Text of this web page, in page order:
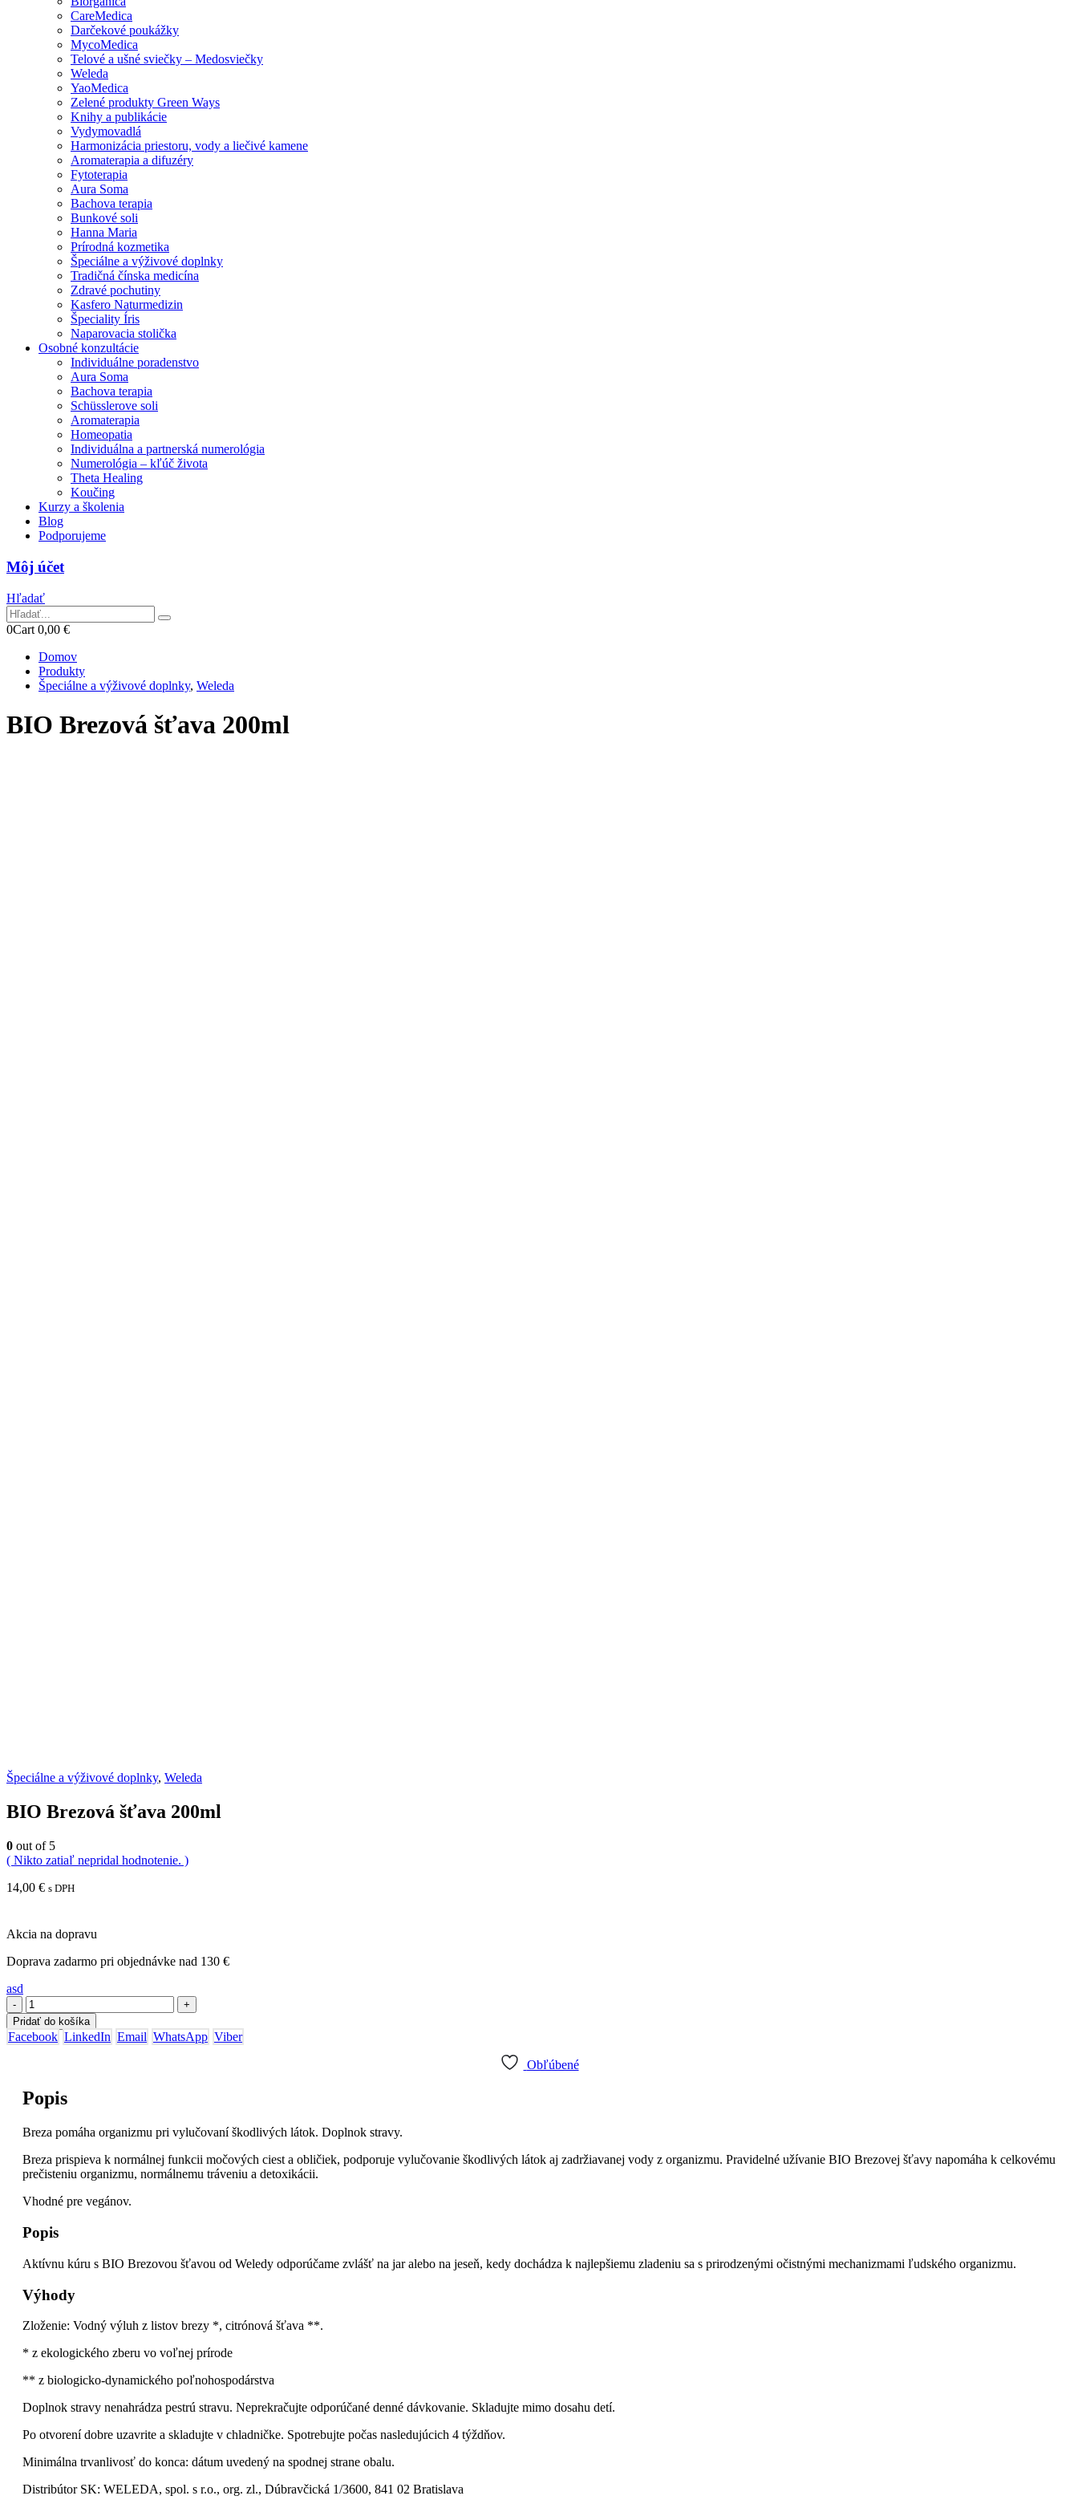
CareMedica
Darčekové poukážky
MycoMedica
Telové a ušné sviečky – Medosviečky
Weleda
YaoMedica
Zelené produkty Green Ways
Knihy a publikácie
Vydymovadlá
Harmonizácia priestoru, vody a liečivé kamene
Aromaterapia a difuzéry
Fytoterapia
Aura Soma
Bachova terapia
Bunkové soli
Hanna Maria
Prírodná kozmetika
Špeciálne a výživové doplnky
Tradičná čínska medicína
Zdravé pochutiny
Kasfero Naturmedizin
Špeciality Íris
Naparovacia stolička
Osobné konzultácie
Individuálne poradenstvo
Aura Soma
Bachova terapia
Schüsslerove soli
Aromaterapia
Homeopatia
Individuálna a partnerská numerológia
Numerológia – kľúč života
Theta Healing
Koučing
Kurzy a školenia
Blog
Podporujeme
Môj účet
Hľadať
0Cart 0,00 €
Domov
Produkty
Špeciálne a výživové doplnky, Weleda
BIO Brezová šťava 200ml
Špeciálne a výživové doplnky, Weleda
BIO Brezová šťava 200ml
0 out of 5
( Nikto zatiaľ nepridal hodnotenie. )
14,00 € s DPH
Akcia na dopravu
Doprava zadarmo pri objednávke nad 130 €
asd
-
+
Pridať do košíka
Facebook LinkedIn Email WhatsApp Viber
Obľúbené
Popis
Breza pomáha organizmu pri vylučovaní škodlivých látok. Doplnok stravy.
Breza prispieva k normálnej funkcii močových ciest a obličiek, podporuje vylučovanie škodlivých látok aj zadržiavanej vody z organizmu. Pravidelné užívanie BIO Brezovej šťavy napomáha k celkovému
prečisteniu organizmu, normálnemu tráveniu a detoxikácii.
Vhodné pre vegánov.
Popis
Aktívnu kúru s BIO Brezovou šťavou od Weledy odporúčame zvlášť na jar alebo na jeseň, kedy dochádza k najlepšiemu zladeniu sa s prirodzenými očistnými mechanizmami ľudského organizmu.
Výhody
Zloženie: Vodný výluh z listov brezy *, citrónová šťava **.
* z ekologického zberu vo voľnej prírode
** z biologicko-dynamického poľnohospodárstva
Doplnok stravy nenahrádza pestrú stravu. Neprekračujte odporúčané denné dávkovanie. Skladujte mimo dosahu detí.
Po otvorení dobre uzavrite a skladujte v chladničke. Spotrebujte počas nasledujúcich 4 týždňov.
Minimálna trvanlivosť do konca: dátum uvedený na spodnej strane obalu.
Distribútor SK: WELEDA, spol. s r.o., org. zl., Dúbravčická 1/3600, 841 02 Bratislava